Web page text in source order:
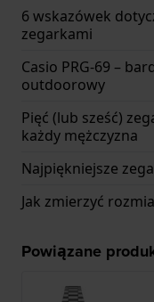
6 wskazówek
zegarkami
Casio PRG-69 –
outdoorowy
Pięć (lub sześć)
każdy mężczyzna
Najpiękniejsze
Jak zmierzyć
Powiązane